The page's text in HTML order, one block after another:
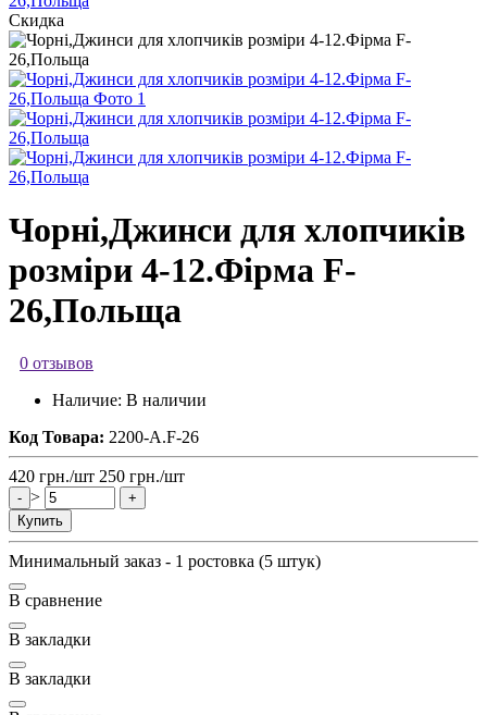
Скидка
Чорні,Джинси для хлопчиків
розміри 4-12.Фірма F-
26,Польща
0 отзывов
Наличие: В наличии
Код Товара: 2200-А.F-26
420 грн./шт 250 грн./шт
- >
+
Купить
Минимальный заказ - 1 ростовка (5 штук)
В сравнение
В закладки
В закладки